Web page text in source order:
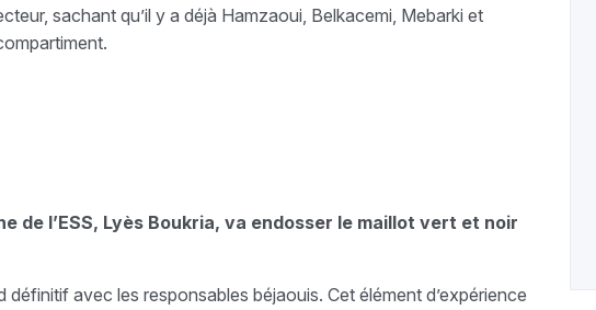
sachant qu’il y a déjà Hamzaoui, Belkacemi, Mebarki et
de l’ESS, Lyès Boukria, va endosser le maillot vert et noir
avec les responsables béjaouis. Cet élément d’expérience